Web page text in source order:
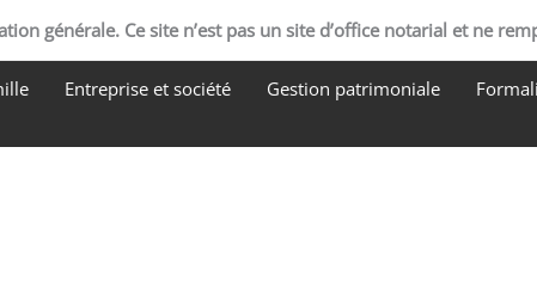
générale. Ce site n’est pas un site d’office notarial et ne
Entreprise et société Gestion patrimoniale